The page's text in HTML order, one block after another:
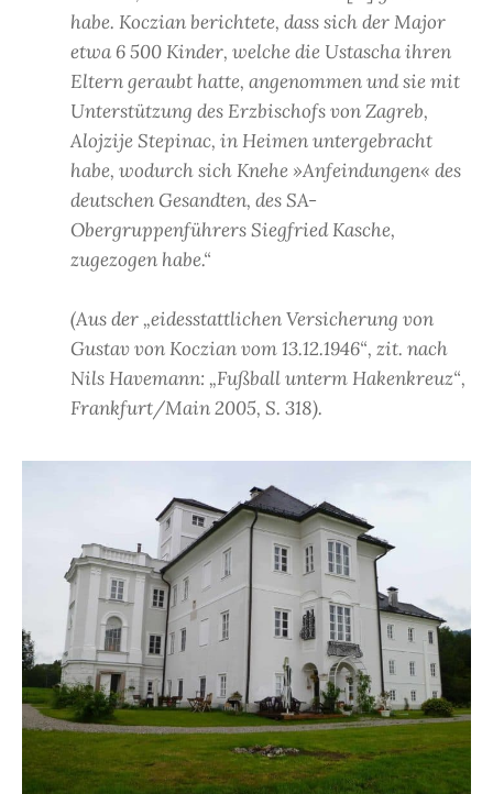
habe. Koczian berichtete, dass sich der Major
etwa 6 500 Kinder, welche die Ustascha ihren
Eltern geraubt hatte, angenommen und sie mit
Unterstützung des Erzbischofs von Zagreb,
Alojzije Stepinac, in Heimen untergebracht
habe, wodurch sich Knehe »Anfeindungen« des
deutschen Gesandten, des SA-
Obergruppenführers Siegfried Kasche,
zugezogen habe.“
(Aus der „eidesstattlichen Versicherung von
Gustav von Koczian vom 13.12.1946“, zit. nach
Nils Havemann: „Fußball unterm Hakenkreuz“,
Frankfurt/Main 2005, S. 318).